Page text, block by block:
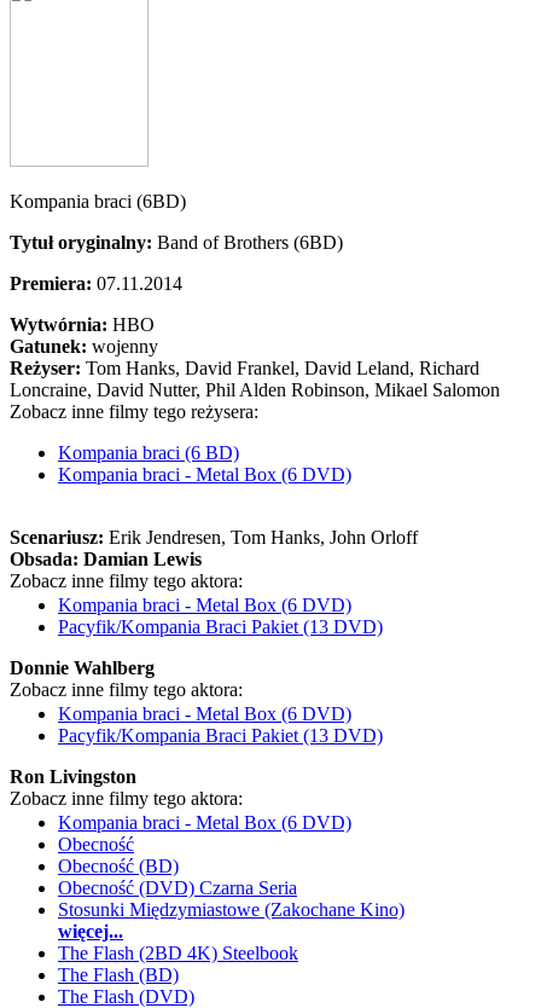
Kompania braci (6BD)
Tytuł oryginalny: Band of Brothers (6BD)
Premiera: 07.11.2014
Wytwórnia: HBO
Gatunek: wojenny
Reżyser: Tom Hanks, David Frankel, David Leland, Richard
Loncraine, David Nutter, Phil Alden Robinson, Mikael Salomon
Zobacz inne filmy tego reżysera:
Kompania braci (6 BD)
Kompania braci - Metal Box (6 DVD)
Scenariusz: Erik Jendresen, Tom Hanks, John Orloff
Obsada: Damian Lewis
Zobacz inne filmy tego aktora:
Kompania braci - Metal Box (6 DVD)
Pacyfik/Kompania Braci Pakiet (13 DVD)
Donnie Wahlberg
Zobacz inne filmy tego aktora:
Kompania braci - Metal Box (6 DVD)
Pacyfik/Kompania Braci Pakiet (13 DVD)
Ron Livingston
Zobacz inne filmy tego aktora:
Kompania braci - Metal Box (6 DVD)
Obecność
Obecność (BD)
Obecność (DVD) Czarna Seria
Stosunki Międzymiastowe (Zakochane Kino)
więcej...
The Flash (2BD 4K) Steelbook
The Flash (BD)
The Flash (DVD)